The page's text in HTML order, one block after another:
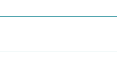
】春のお
購入特典